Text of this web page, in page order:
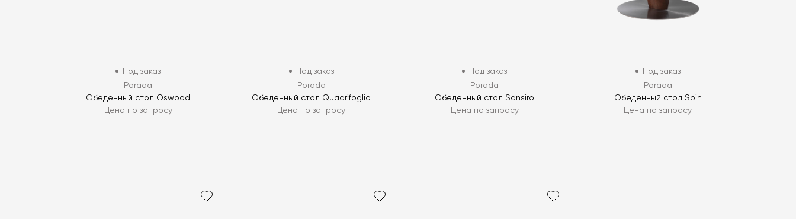
Под заказ
Porada
Обеденный стол Oswood
Цена по запросу
Под заказ
Porada
Обеденный стол Quadrifoglio
Цена по запросу
Под заказ
Porada
Обеденный стол Sansiro
Цена по запросу
Под заказ
Porada
Обеденный стол Spin
Цена по запросу